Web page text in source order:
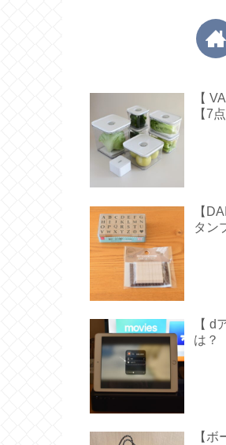
【
【7
【
タン
【 d
は？
【